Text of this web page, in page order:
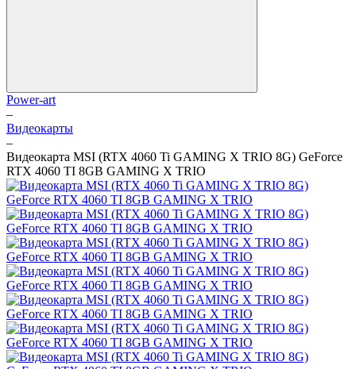
Power-art
–
Видеокарты
–
Видеокарта MSI (RTX 4060 Ti GAMING X TRIO 8G) GeForce
RTX 4060 TI 8GB GAMING X TRIO